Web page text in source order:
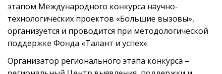
этапом Международного конкурса научно-
технологических проектов «Большие вызовы»,
организуется и проводится при методологической
поддержке Фонда «Талант и успех».
Организатор регионального этапа конкурса –